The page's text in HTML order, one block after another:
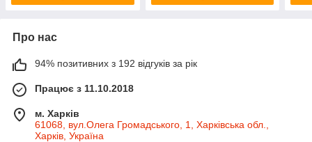
Про нас
94% позитивних з 192 відгуків за рік
Працює з 11.10.2018
м. Харків
61068, вул.Олега Громадського, 1, Харківська обл.,
Харків, Україна